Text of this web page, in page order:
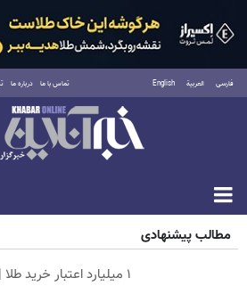
فارسی العربية English تماس با ما درباره ما
پنجشنبه ۱۵ مرداد ۱۴۰۵
مطالب پیشنهادی
۱ میلیارد اعتبار خرید طلا | بدون ضامن و چک